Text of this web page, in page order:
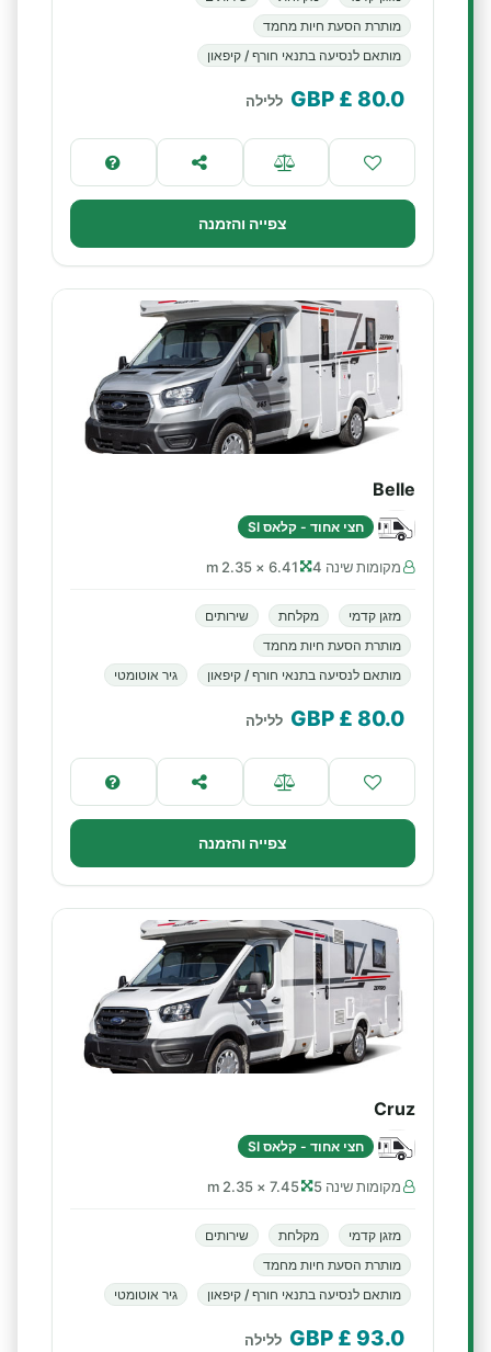
מותרת הסעת חיות מחמד
מותאם לנסיעה בתנאי חורף / קיפאון
80.0
£ GBP ללילה
צפייה והזמנה
Belle
חצי אחוד - קלאס SI
מקומות שינה 4 6.41 × 2.35 m
מזגן קדמי מקלחת
שירותים
מותרת הסעת חיות מחמד
מותאם לנסיעה בתנאי חורף / קיפאון
גיר אוטומטי
80.0
£ GBP ללילה
צפייה והזמנה
Cruz
חצי אחוד - קלאס SI
מקומות שינה 5 7.45 × 2.35 m
מזגן קדמי מקלחת
שירותים
מותרת הסעת חיות מחמד
מותאם לנסיעה בתנאי חורף / קיפאון
גיר אוטומטי
93.0
£ GBP ללילה